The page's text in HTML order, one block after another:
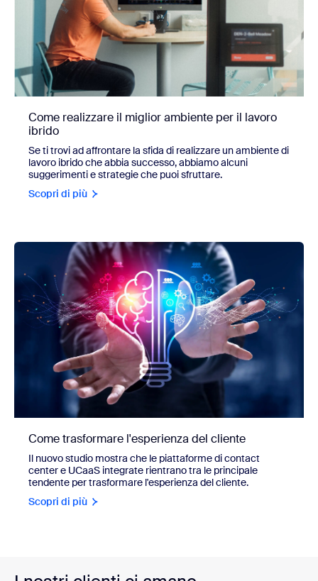
Come realizzare il miglior ambiente per il lavoro
ibrido
Se ti trovi ad affrontare la sfida di realizzare un ambiente di
lavoro ibrido che abbia successo, abbiamo alcuni
suggerimenti e strategie che puoi sfruttare.
Scopri di più
Come trasformare l'esperienza del cliente
Il nuovo studio mostra che le piattaforme di contact
center e UCaaS integrate rientrano tra le principale
tendente per trasformare l'esperienza del cliente.
Scopri di più